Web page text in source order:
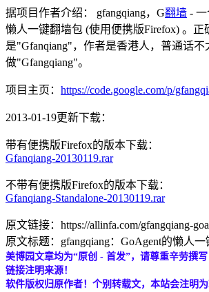
据项目作者介绍： gfangqiang，G翻墙 -
懒人一键翻墙包 (使用便携版Firefox) 。正
是"Gfanqiang"，作者是香港人，普通话不
做"Gfangqiang"。
项目主页： https://code.google.com/p/
2013-01-19更新下载：
带有便携版Firefox的版本下载：
Gfanqiang-20130119.rar
不带有便携版Firefox的版本下载：
Gfanqiang-Standalone-20130119.rar
原文链接：https://allinfa.com/gfangqiang-
原文标题：gfangqiang：GoAgent的懒人
美博园文章均为“原创 - 首发”，请尊重辛劳撰
链接注明来源！
软件版权归原作者！个别转载文，本站会注明为